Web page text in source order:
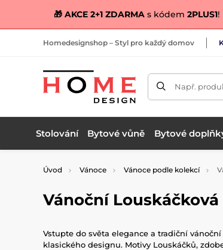
🎁 AKCE 2+1 ZDARMAs kódem 2PLUS1!
Homedesignshop – Styl pro každý domov
Např.
Stolování Bytové vůně Bytové
Úvod Vánoce Vánoce podle kolekcí
Vánoční
Vstupte do světa elegance a tradiční
klasického designu. Motivy Louskáčků,